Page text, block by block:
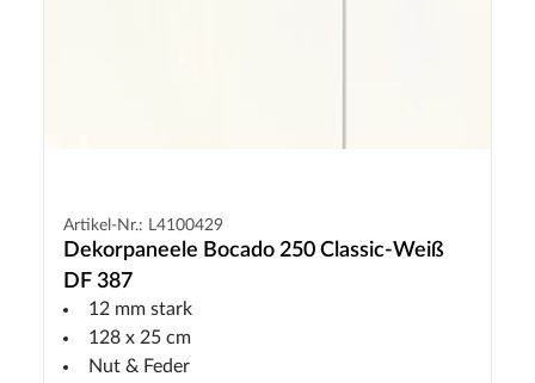
Artikel-Nr.: L4100429
Dekorpaneele Bocado 250 Classic-Weiß
DF 387
12 mm stark
128 x 25 cm
Nut & Feder